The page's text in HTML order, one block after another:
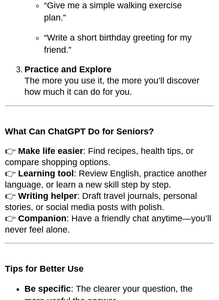
“Give me a simple walking exercise
plan.”
“Write a short birthday greeting for my
friend.”
Practice and Explore
The more you use it, the more you’ll discover
how much it can do for you.
What Can ChatGPT Do for Seniors?
👉 Make life easier: Find recipes, health tips, or
compare shopping options.
👉 Learning tool: Review English, practice another
language, or learn a new skill step by step.
👉 Writing helper: Draft travel journals, personal
stories, or social media posts with polish.
👉 Companion: Have a friendly chat anytime—you’ll
never feel alone.
Tips for Better Use
Be specific: The clearer your question, the